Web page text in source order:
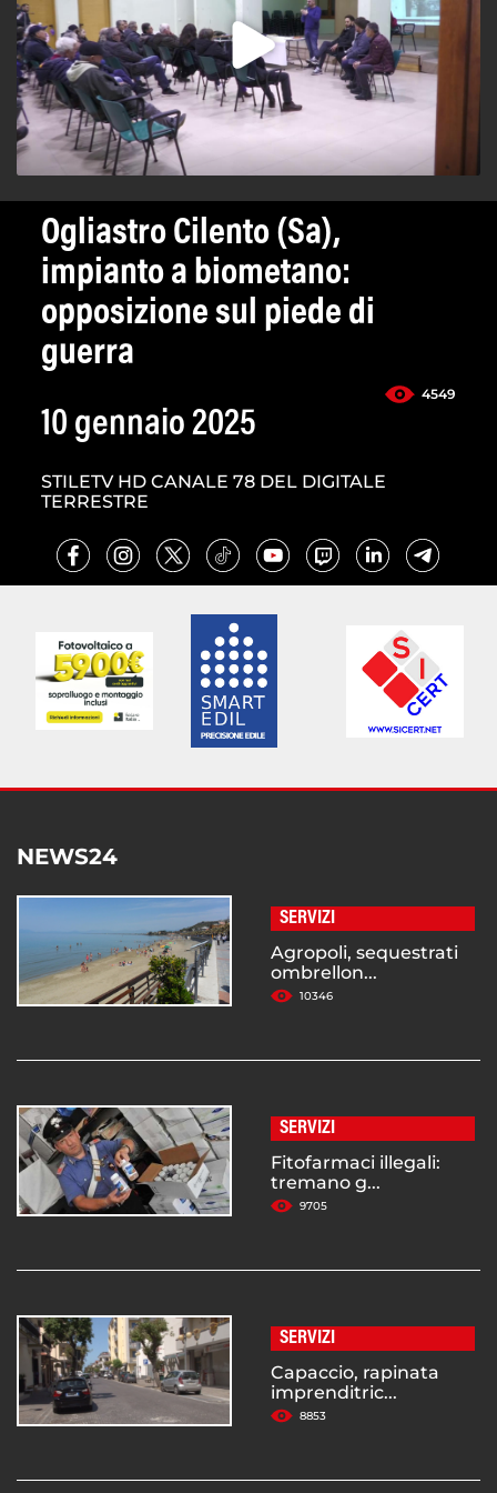
Ogliastro Cilento (Sa),
impianto a biometano:
opposizione sul piede di
guerra
4549
10 gennaio 2025
STILETV HD CANALE 78 DEL DIGITALE
TERRESTRE
NEWS24
SERVIZI
Agropoli, sequestrati
ombrellon...
10346
SERVIZI
Fitofarmaci illegali:
tremano g...
9705
SERVIZI
Capaccio, rapinata
imprenditric...
8853